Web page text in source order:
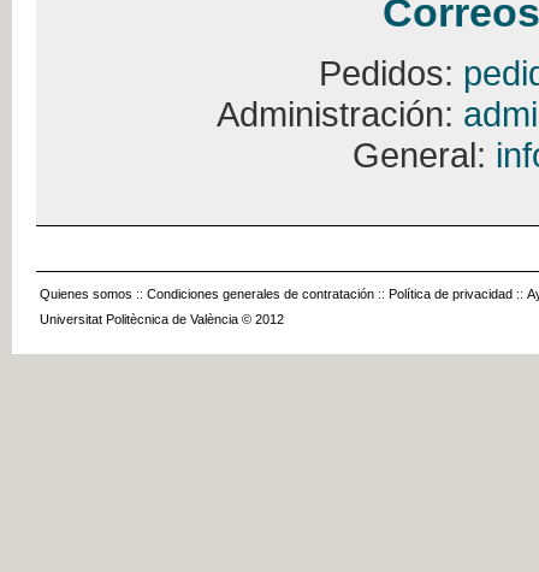
Pedidos:
Administración:
General:
Quienes somos :: Condiciones generales de contratación :: Política de privacidad ::
Universitat Politècnica de València © 2012